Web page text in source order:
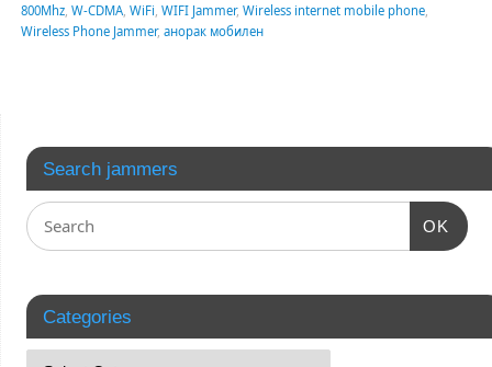
800Mhz, W-CDMA, WiFi WIFI Jammer, Wireless internet mobile phone,
Wireless Phone Jammer, анорак мобилен
Search jammers
OK
Categories